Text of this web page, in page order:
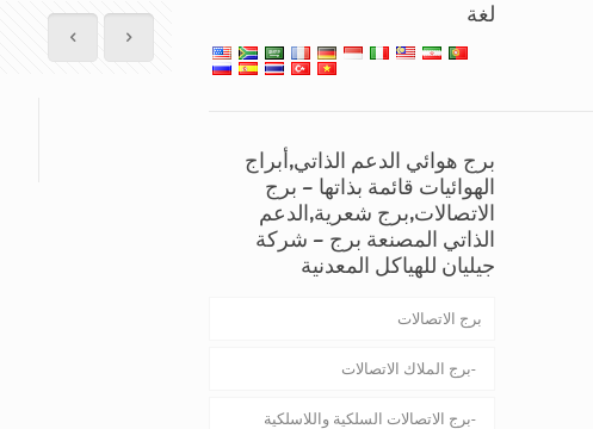
لغة
برج هوائي الدعم الذاتي,أبراج
الهوائيات قائمة بذاتها – برج
الاتصالات,برج شعرية,الدعم
الذاتي المصنعة برج – شركة
جيليان للهياكل المعدنية
برج الاتصالات
برج الملاك الاتصالات
برج الاتصالات السلكية واللاسلكية